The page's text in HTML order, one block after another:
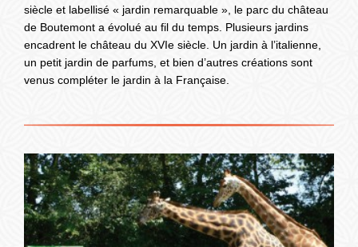
siècle et labellisé « jardin remarquable », le parc du château
de Boutemont a évolué au fil du temps. Plusieurs jardins
encadrent le château du XVIe siècle. Un jardin à l’italienne,
un petit jardin de parfums, et bien d’autres créations sont
venus compléter le jardin à la Française.